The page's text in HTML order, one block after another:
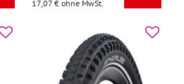
17,07 € ohne MwSt.